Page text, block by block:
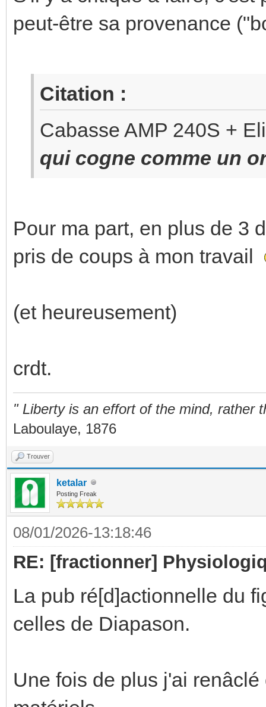
peut-être sa provenance
Citation :
Cabasse AMP 240S +
qui cogne comme un
Pour ma part, en plus de 3
pris de coups à mon travail
(et heureusement)
crdt.
" Liberty is an effort of the mind,
Laboulaye, 1876
Trouver
ketalar
Posting Freak
08/01/2026-13:18:46
RE: [fractionner]
La pub ré[d]actionnelle du
celles de Diapason.
Une fois de plus j'ai